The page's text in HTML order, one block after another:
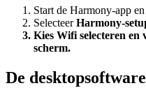
Start de Harmony-app
SelecteerHarmony-
Kies Wifi selecteren en
scherm.
De